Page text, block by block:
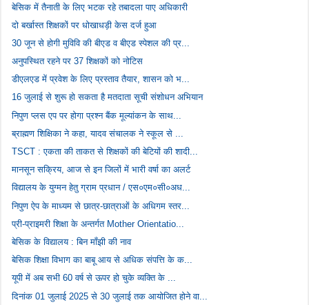
बेसिक में तैनाती के लिए भटक रहे तबादला पाए अधिकारी
दो बर्खास्त शिक्षकों पर धोखाधड़ी केस दर्ज हुआ
30 जून से होगी मुविवि की बीएड व बीएड स्पेशल की प्र...
अनुपस्थित रहने पर 37 शिक्षकों को नोटिस
डीएलएड में प्रवेश के लिए प्रस्ताव तैयार, शासन को भ...
16 जुलाई से शुरू हो सकता है मतदाता सूची संशोधन अभियान
निपुण प्लस एप पर होगा प्रश्न बैंक मूल्यांकन के साथ...
ब्राह्मण शिक्षिका ने कहा, यादव संचालक ने स्कूल से ...
TSCT : एकता की ताकत से शिक्षकों की बेटियों की शादी...
मानसून सक्रिय, आज से इन जिलों में भारी वर्षा का अलर्ट
विद्यालय के युग्मन हेतु ग्राम प्रधान / एस०एम०सी०अध...
निपुण ऐप के माध्यम से छात्र-छात्राओं के अधिगम स्तर...
प्री-प्राइमरी शिक्षा के अन्तर्गत Mother Orientatio...
बेसिक के विद्यालय : बिन माँझी की नाव
बेसिक शिक्षा विभाग का बाबू आय से अधिक संपत्ति के क...
यूपी में अब सभी 60 वर्ष से ऊपर हो चुके व्यक्ति के ...
दिनांक 01 जुलाई 2025 से 30 जुलाई तक आयोजित होने वा...